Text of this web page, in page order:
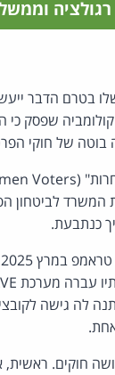
רגולציה
בטרם הדבר
של חוקי
כנתבעת.
לה גישה
חוקים. ראשית,